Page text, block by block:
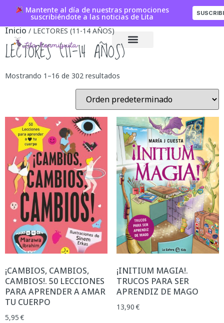
Mantente al día de nuestras promociones
suscribiéndote a las noticias de Lita
Inicio / LECTORES (11-14 AÑOS)
LECTORES (11-14 AÑOS)
Mostrando 1–16 de 302 resultados
¡CAMBIOS, CAMBIOS,
CAMBIOS!. 50 LECCIONES
PARA APRENDER A AMAR
TU CUERPO
5,95€
¡INITIUM MAGIA!.
TRUCOS PARA SER
APRENDIZ DE MAGO
13,90€